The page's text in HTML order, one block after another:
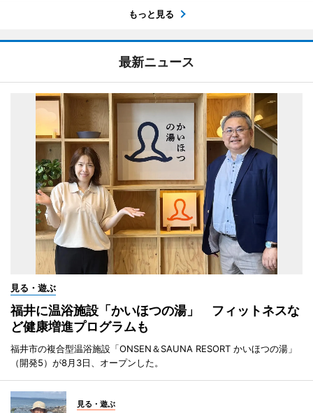
もっと見る
最新ニュース
見る・遊ぶ
福井に温浴施設「かいほつの湯」 フィットネスな
ど健康増進プログラムも
福井市の複合型温浴施設「ONSEN＆SAUNA RESORT かいほつの湯」
（開発5）が8月3日、オープンした。
見る・遊ぶ